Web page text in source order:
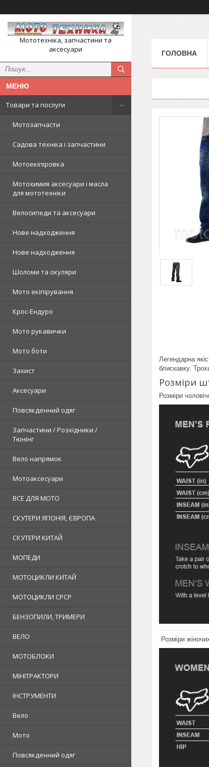
Мототехніка, запчастини та
аксесуари
Товари та послуги
Мотозапчасти
Садова техніка і запчастини
Мотоекіпіровка
Мотохимия аксесуари і масла
для мототехніки
Велосипеди та аксесуари
Нове надходження
Нове надходження
Шоломи та окуляри
Мото екіпірування
Крос-Ендуро
Мото рукавички
Мото боти
Захист
Аксесуари
Повсякденний одяг
Запчастини / Розхідники /
Тюнінг
Вело напрямок
Мотоаксесуари
ВСЕ ДЛЯ МОТО
СКУТЕРИ ЯПОНІЯ, ЄВРОПА
СКУТЕРИ КИТАЙ
МОПЕДИ
МОТОЦИКЛИ КИТАЙ
МОТОЦИКЛИ СРСР
БЕНЗОПИЛИ, ТРИМЕРИ
ВЕЛО
МОТОБЛОКИ
МІНІТРАКТОРИ
ІНСТРУМЕНТИ
Вело
Мото
Повсякденний одяг
ГОЛОВНА
Легендарна
блискавку.
Розміри
Розміри
Розміри